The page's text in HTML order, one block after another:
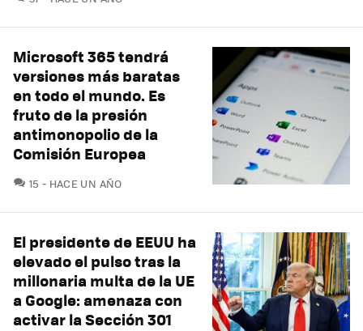
Microsoft 365 tendrá
versiones más baratas
en todo el mundo. Es
fruto de la presión
antimonopolio de la
Comisión Europea
15 COMENTARIOS
HACE UN AÑO
El presidente de EEUU ha
elevado el pulso tras la
millonaria multa de la UE
a Google: amenaza con
activar la Sección 301